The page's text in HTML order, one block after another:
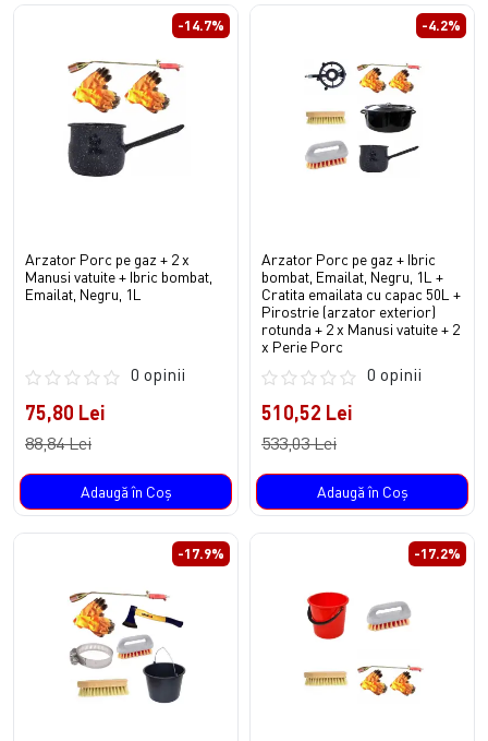
-14.7%
Arzator Porc pe gaz + 2 x
Manusi vatuite + Ibric bombat,
Emailat, Negru, 1L
0 opinii
75,80 Lei
88,84 Lei
Adaugă în Coş
-4.2%
Arzator Porc pe gaz + Ibric
bombat, Emailat, Negru, 1L +
Cratita emailata cu capac 50L +
Pirostrie (arzator exterior)
rotunda + 2 x Manusi vatuite + 2
x Perie Porc
0 opinii
510,52 Lei
533,03 Lei
Adaugă în Coş
-17.9% -17.2%